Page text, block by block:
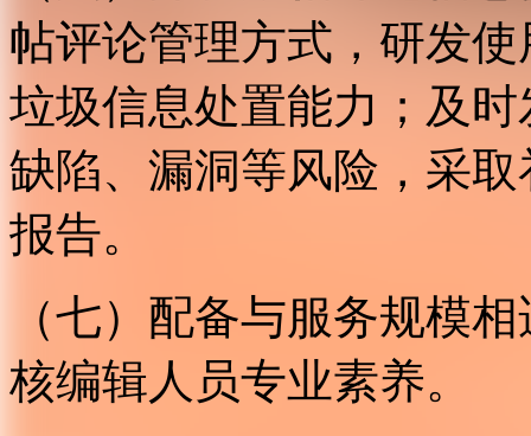
帖评论管理方式，研发
垃圾信息处置能力；及
缺陷、漏洞等风险，采
报告。
（七）配备与服务规模
核编辑人员专业素养。